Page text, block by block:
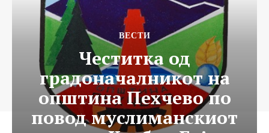
ВЕСТИ
Честитка од
градоначалникот на
општина Пехчево по
повод муслиманскиот